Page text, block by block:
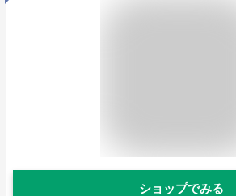
ショップでみる